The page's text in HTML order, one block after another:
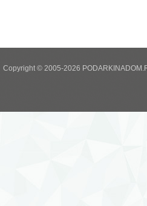
Copyright © 2005-2026